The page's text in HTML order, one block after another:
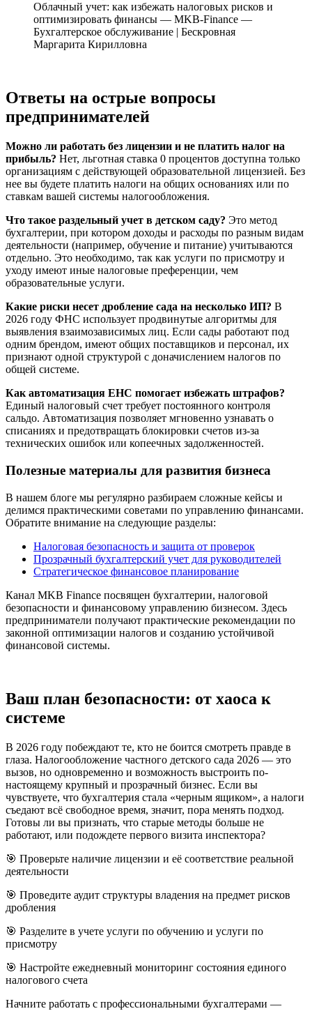
Облачный учет: как избежать налоговых рисков и
оптимизировать финансы — MKB-Finance —
Бухгалтерское обслуживание | Бескровная
Маргарита Кирилловна
Ответы на острые вопросы
предпринимателей
Можно ли работать без лицензии и не платить налог на
прибыль? Нет, льготная ставка 0 процентов доступна только
организациям с действующей образовательной лицензией. Без
нее вы будете платить налоги на общих основаниях или по
ставкам вашей системы налогообложения.
Что такое раздельный учет в детском саду? Это метод
бухгалтерии, при котором доходы и расходы по разным видам
деятельности (например, обучение и питание) учитываются
отдельно. Это необходимо, так как услуги по присмотру и
уходу имеют иные налоговые преференции, чем
образовательные услуги.
Какие риски несет дробление сада на несколько ИП? В
2026 году ФНС использует продвинутые алгоритмы для
выявления взаимозависимых лиц. Если сады работают под
одним брендом, имеют общих поставщиков и персонал, их
признают одной структурой с доначислением налогов по
общей системе.
Как автоматизация ЕНС помогает избежать штрафов?
Единый налоговый счет требует постоянного контроля
сальдо. Автоматизация позволяет мгновенно узнавать о
списаниях и предотвращать блокировки счетов из-за
технических ошибок или копеечных задолженностей.
Полезные материалы для развития бизнеса
В нашем блоге мы регулярно разбираем сложные кейсы и
делимся практическими советами по управлению финансами.
Обратите внимание на следующие разделы:
Налоговая безопасность и защита от проверок
Прозрачный бухгалтерский учет для руководителей
Стратегическое финансовое планирование
Канал MKB Finance посвящен бухгалтерии, налоговой
безопасности и финансовому управлению бизнесом. Здесь
предприниматели получают практические рекомендации по
законной оптимизации налогов и созданию устойчивой
финансовой системы.
Ваш план безопасности: от хаоса к
системе
В 2026 году побеждают те, кто не боится смотреть правде в
глаза. Налогообложение частного детского сада 2026 — это
вызов, но одновременно и возможность выстроить по-
настоящему крупный и прозрачный бизнес. Если вы
чувствуете, что бухгалтерия стала «черным ящиком», а налоги
съедают всё свободное время, значит, пора менять подход.
Готовы ли вы признать, что старые методы больше не
работают, или подождете первого визита инспектора?
🎯 Проверьте наличие лицензии и её соответствие реальной
деятельности
🎯 Проведите аудит структуры владения на предмет рисков
дробления
🎯 Разделите в учете услуги по обучению и услуги по
присмотру
🎯 Настройте ежедневный мониторинг состояния единого
налогового счета
Начните работать с профессиональными бухгалтерами —